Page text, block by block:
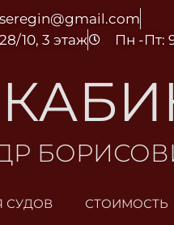
10, 3 этаж
Пн -Пт:
СУДОВ СТОИМОСТЬ